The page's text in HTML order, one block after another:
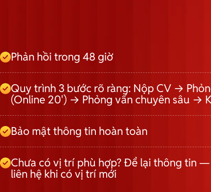
Phản hồi trong 48 giờ
Quy trình 3 bước rõ ràng: Nộp CV →
(Online 20') → Phỏng vấn chuyên sâu →
Bảo mật thông tin hoàn toàn
Chưa có vị trí phù hợp? Để lại thông tin
liên hệ khi có vị trí mới